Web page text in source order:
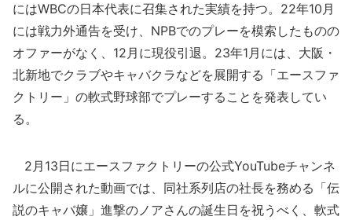
にはWBCの日本代表に召集された実績を持つ。22年10月
には戦力外通告を受け、NPBでのプレーを模索したものの
オファーがなく、12月に現役引退。23年1月には、大阪・
北新地でクラブやキャバクラなどを展開する「エースファ
クトリー」の軟式野球部でプレーすることを発表してい
る。
2月13日にエースファクトリーの公式YouTubeチャンネ
ルに公開された動画では、同社系列店の社長を務める「伝
説のキャバ嬢」進撃のノアさんの誕生日を祝うべく、軟式